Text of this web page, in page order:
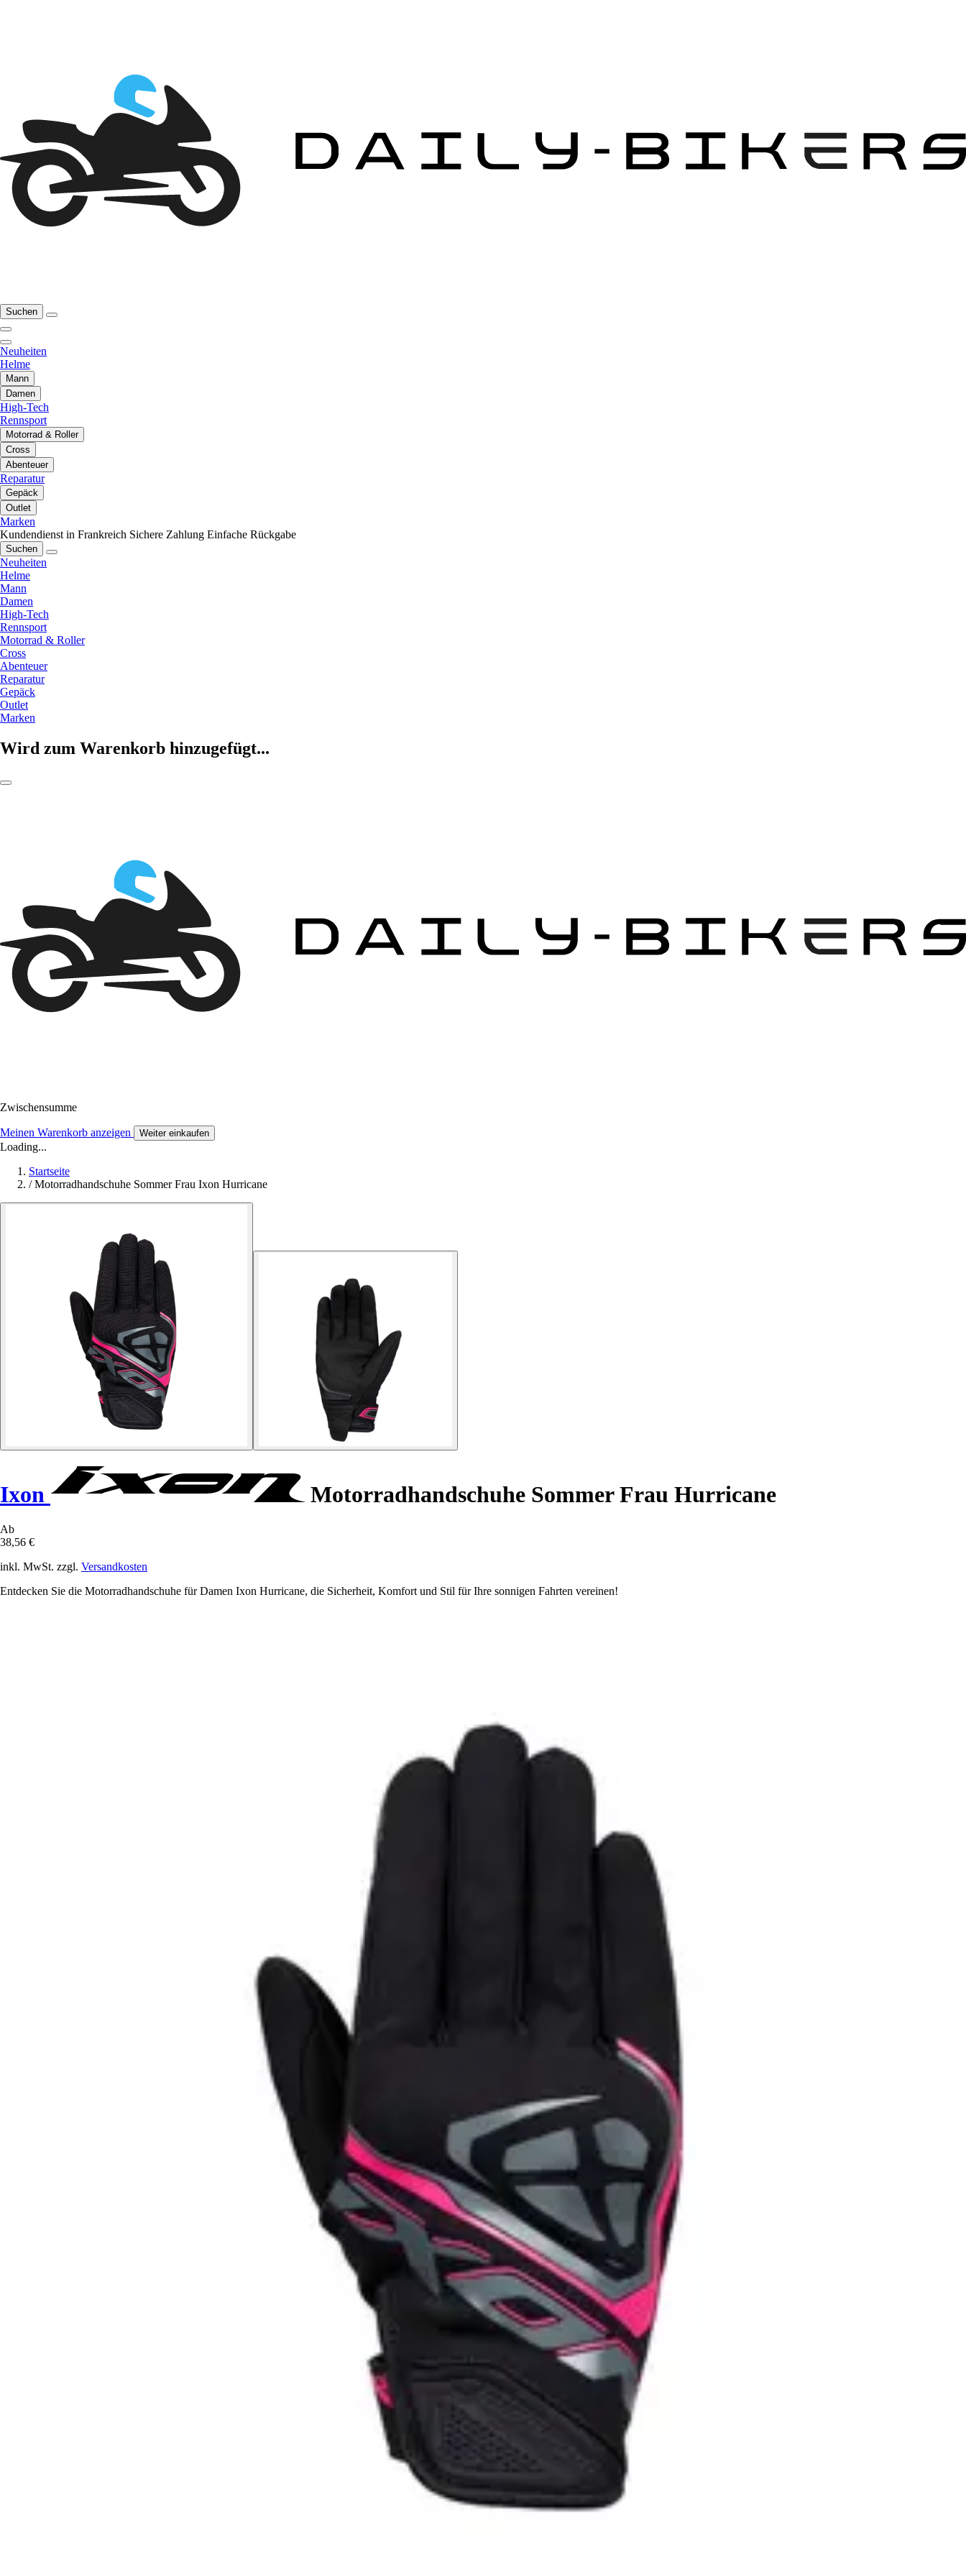
Suchen
Neuheiten
Helme
Mann
Damen
High-Tech
Rennsport
Motorrad & Roller
Cross
Abenteuer
Reparatur
Gepäck
Outlet
Marken
Kundendienst in Frankreich Sichere Zahlung Einfache Rückgabe
Suchen
Neuheiten
Helme
Mann
Damen
High-Tech
Rennsport
Motorrad & Roller
Cross
Abenteuer
Reparatur
Gepäck
Outlet
Marken
Wird zum Warenkorb hinzugefügt...
Zwischensumme
Meinen Warenkorb anzeigen Weiter einkaufen
Loading...
Startseite
/ Motorradhandschuhe Sommer Frau Ixon Hurricane
Ixon Motorradhandschuhe Sommer Frau Hurricane
Ab
38,56 €
inkl. MwSt. zzgl. Versandkosten
Entdecken Sie die Motorradhandschuhe für Damen Ixon Hurricane, die Sicherheit, Komfort und Stil für Ihre sonnigen Fahrten vereinen!